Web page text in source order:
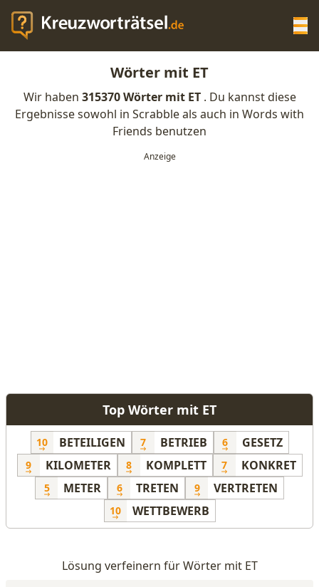
KREUZWORTRÄTSEL-HILFE
SCRABBLE HILFE
Wörter mit ET
Wir haben 315370 Wörter mit ET . Du kannst diese
Ergebnisse sowohl in Scrabble als auch in Words with
Friends benutzen
Top Wörter mit ET
10 BETEILIGEN 7 BETRIEB 6 GESETZ
9 KILOMETER 8 KOMPLETT 7 KONKRET
5 METER 6 TRETEN 9 VERTRETEN
10 WETTBEWERB
Lösung verfeinern für Wörter mit ET